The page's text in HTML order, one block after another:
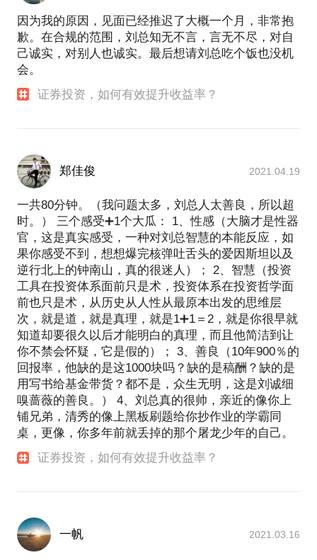
因为我的原因，见面已经推迟了大概一个月，非常抱
歉。在合规的范围，刘总知无不言，言无不尽，对自
己诚实，对别人也诚实。最后想请刘总吃个饭也没机
会。
证券投资，如何有效提升收益率？
郑佳俊 2021.04.19
一共80分钟。（我问题太多，刘总人太善良，所以超
时。） 三个感受➕1个大瓜： 1、性感（大脑才是性器
官，这是真实感受，一种对刘总智慧的本能反应，如
果你感受不到，想想爆完核弹吐舌头的爱因斯坦以及
逆行北上的钟南山，真的很迷人）； 2、智慧（投资
工具在投资体系面前只是术，投资体系在投资哲学面
前也只是术，从历史从人性从最原本出发的思维层
次，就是道，就是真理，就是1➕1＝2，就是你很早就
知道却要很久以后才能明白的真理，而且他简洁到让
你不禁会怀疑，它是假的）； 3、善良（10年900％的
回报率，他缺的是这1000块吗？缺的是稿酬？缺的是
用写书给基金带货？都不是，众生无明，这是刘诚细
嗅蔷薇的善良。） 4、刘总真的很帅，亲近的像你上
铺兄弟，清秀的像上黑板刷题给你抄作业的学霸同
桌，更像，你多年前就丢掉的那个屠龙少年的自己。
证券投资，如何有效提升收益率？
一帆 2021.03.16